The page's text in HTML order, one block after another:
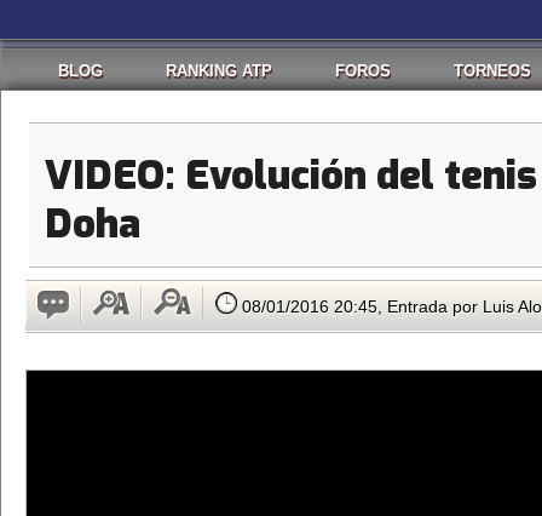
BLOG RANKING ATP FOROS TORNEOS
VIDEO: Evolución del
Doha
08/01/2016 20:45, Entrada por Luis